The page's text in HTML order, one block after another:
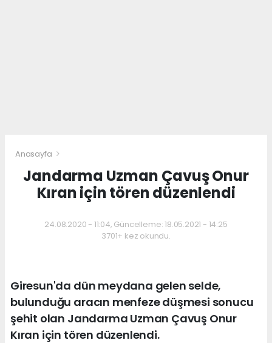
Anasayfa
Jandarma Uzman Çavuş Onur
Kıran için tören düzenlendi
24.08.2020 - 11:04, Güncelleme: 18.05.2021 - 14:25
3701+ kez okundu.
Giresun'da dün meydana gelen selde,
bulunduğu aracın menfeze düşmesi sonucu
şehit olan Jandarma Uzman Çavuş Onur
Kıran için tören düzenlendi.